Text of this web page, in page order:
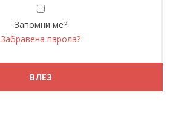
Запомни ме?
Забравена парола?